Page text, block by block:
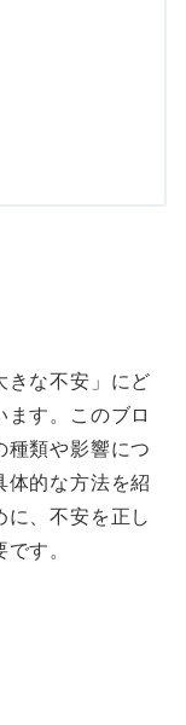
きな不安」にど
す。このブロ
種類や影響につ
体的な方法を紹
、不安を正し
す。